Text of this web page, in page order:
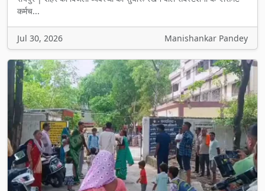
कर्मच...
Jul 30, 2026 Manishankar Pandey